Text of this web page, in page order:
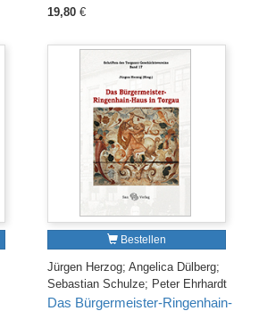
19,80 €
Bestellen
Jürgen Herzog; Angelica Dülberg;
Sebastian Schulze; Peter Ehrhardt
Das Bürgermeister-Ringenhain-